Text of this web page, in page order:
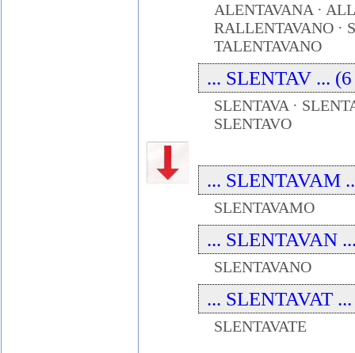
ALENTAVANA ·
RALLENTAVANO ·
TALENTAVANO
... SLENTAV ...
SLENTAVA ·
SLENTAVO
... SLENTAVAM
SLENTAVAMO
... SLENTAVAN
SLENTAVANO
... SLENTAVAT
SLENTAVATE